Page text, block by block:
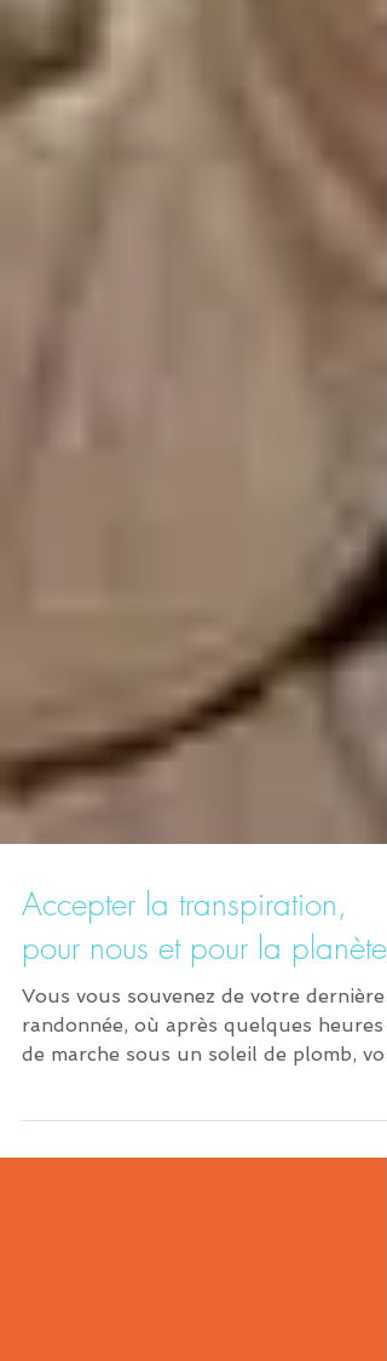
Accepter la transpiration,
pour nous et pour la planète
Vous vous souvenez de votre dernière
randonnée, où après quelques heures
sentiez vos vêtements...